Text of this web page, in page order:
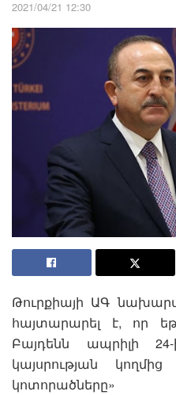
2021/04/21 12:30
Թուրքիայի ԱԳ
հայտարարել է, որ
Բայդենն ապրիլի
կայսրության